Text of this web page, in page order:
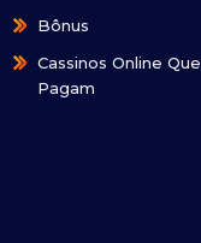
Bônus
Cassinos Online Que
Pagam